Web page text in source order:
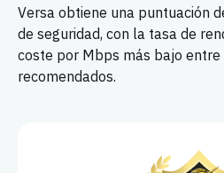
Versa obtiene una puntuación
de seguridad, con la tasa de
coste por Mbps más bajo
recomendados.